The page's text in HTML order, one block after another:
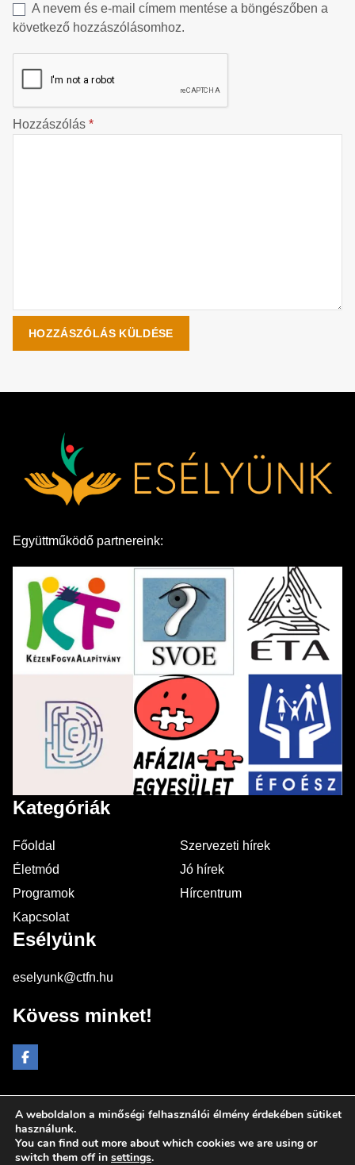
A nevem és e-mail címem mentése a böngészőben a
következő hozzászólásomhoz.
Hozzászólás *
Együttműködő partnereink:
Kategóriák
Főoldal
Szervezeti hírek
Életmód
Jó hírek
Programok
Hírcentrum
Kapcsolat
Esélyünk
eselyunk@ctfn.hu
Kövess minket!
Copyright © 2024 eselyunk.hu. Minden jog fenntartva.
Általános Szerződési Feltételek
Adatkezelési Nyilatkozat
A weboldalon a minőségi felhasználói élmény érdekében sütiket
használunk.
You can find out more about which cookies we are using or
switch them off in settings.